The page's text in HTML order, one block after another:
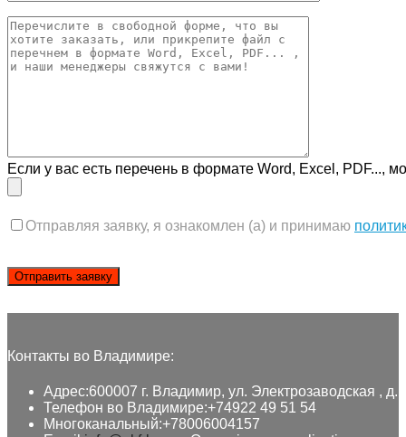
Если у вас есть перечень в формате Word, Excel, PDF...,
Отправляя заявку, я ознакомлен (а) и принимаю
Контакты во Владимире:
Адрес:600007 г. Владимир, ул. Электрозаводская , д.
Телефон во Владимире:+74922 49 51 54
Многоканальный:+78006004157